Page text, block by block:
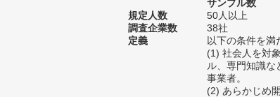
サンプル数
規定人数
50人以上
調査企業数
38社
定義
以下の条件を満
(1) 社会人を対
ル、専門知識な
事業者。
(2) あらかじめ